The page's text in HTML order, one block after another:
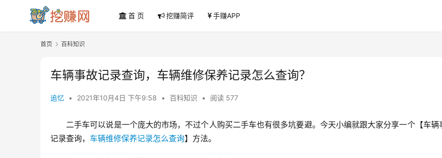
首 页 挖赚简评 手赚APP
首页 百科知识
车辆事故记录查询，车辆维修保养记录怎么查询？
追忆 • 2021年10月4日 下午9:58 • 百科知识 • 阅读 577
二手车可以说是一个庞大的市场，不过个人购买二手车也有很多坑要避。今天小编就跟大家分享一个【车辆
记录查询， 车辆维修保养记录怎么查询】方法。